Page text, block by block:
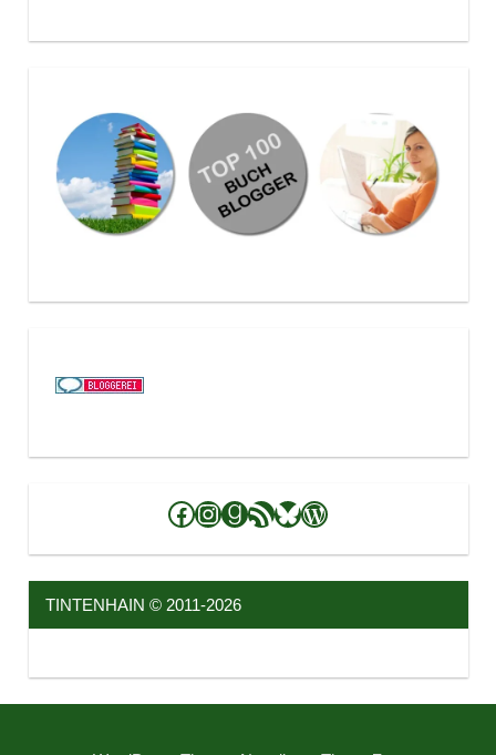
Facebook
Instagram
Goodreads
RSS-Feed
Bluesky
WordPress
TINTENHAIN © 2011-2026